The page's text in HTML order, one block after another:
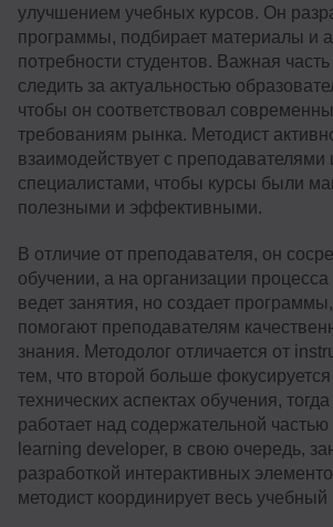
улучшением учебных курсов. Он
программы, подбирает материалы и
потребности студентов. Важная
следить за актуальностью
чтобы он соответствовал
требованиям рынка. Методист
взаимодействует с преподавателями
специалистами, чтобы курсы были
полезными и эффективными.
В отличие от преподавателя, он
обучении, а на организации
ведет занятия, но создает
помогают преподавателям
знания. Методолог отличается от
тем, что второй больше
технических аспектах обучения,
работает над содержательной
learning developer, в свою очередь,
разработкой интерактивных
методист координирует весь учебный